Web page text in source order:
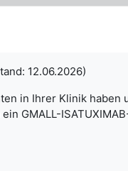
12.06.2026)
in Ihrer Klinik haben
GMALL-